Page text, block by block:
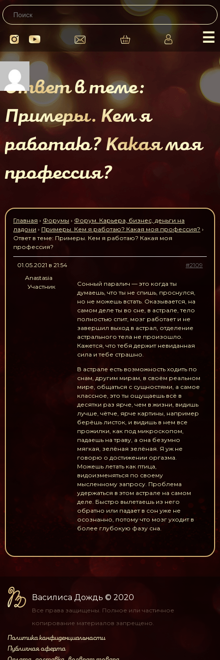
☰
Ответ в теме:
Примеры. Кем я
работаю? Какая моя
профессия?
Главная › Форумы › Форум. Карьера, бизнес, деньги на
ладони › Примеры. Кем я работаю? Какая моя профессия? ›
Ответ в теме: Примеры. Кем я работаю? Какая моя
профессия?
01.05.2021 в 21:54
#2109
Anastasia
Участник
Сонный паралич — это когда ты
думаешь, что ты не спишь, проснулся,
но не можешь встать. Оказывается, на
самом деле ты во сне, в астрале, тело
полностью спит, мозг работает и не
завершил выход в астрал, отделение
астрального тела не произошло.
Кажется, что тебя держит невиданная
сила и тебе страшно.
В астрале есть возможность ходить по
снам, другим мирам, в своём реальном
мире, общаться с сущностями, а самое
классное, это ты ощущаешь всё в
десятки раз ярче, чем в жизни, видишь
лучше, чётче, ярче картины, например
берёшь листок, и видишь в нем все
прожилки, как под микроскопом,
падаешь на траву, а она безумно
мягкая, зелёная зелёная. Я уж не
говорю о достижении оргазма.
Можешь летать как птица,
видоизменяться по своему
мысленному запросу. Проблема
удержаться в этом астрале на самом
деле. Быстро вылетаешь из него
обратно или падает в сон уже не
осознанно, потому что мозг уходит в
более глубокую фазу сна.
Василиса Дождь © 2020
Все права защищены. Полное или частичное
копирование материалов запрещено.
Политика конфиденциальности
Публичная оферта